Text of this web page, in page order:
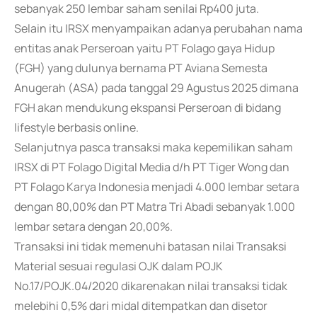
sebanyak 250 lembar saham senilai Rp400 juta.
Selain itu IRSX menyampaikan adanya perubahan nama
entitas anak Perseroan yaitu PT Folago gaya Hidup
(FGH) yang dulunya bernama PT Aviana Semesta
Anugerah (ASA) pada tanggal 29 Agustus 2025 dimana
FGH akan mendukung ekspansi Perseroan di bidang
lifestyle berbasis online.
Selanjutnya pasca transaksi maka kepemilikan saham
IRSX di PT Folago Digital Media d/h PT Tiger Wong dan
PT Folago Karya Indonesia menjadi 4.000 lembar setara
dengan 80,00% dan PT Matra Tri Abadi sebanyak 1.000
lembar setara dengan 20,00%.
Transaksi ini tidak memenuhi batasan nilai Transaksi
Material sesuai regulasi OJK dalam POJK
No.17/POJK.04/2020 dikarenakan nilai transaksi tidak
melebihi 0,5% dari midal ditempatkan dan disetor